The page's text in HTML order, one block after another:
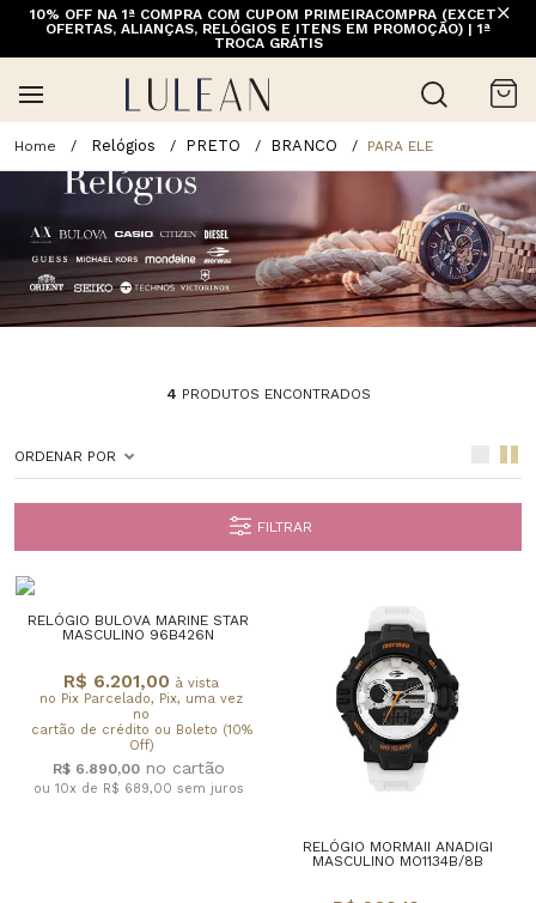
10% OFF NA 1ª COMPRA COM CUPOM PRIMEIRACOMPRA (EXCETO
OFERTAS, ALIANÇAS, RELÓGIOS E ITENS EM PROMOÇÃO) | 1ª
TROCA GRÁTIS
FRETE GRÁTIS ACIMA DE 399 PARA REGIÕES SELECIONADAS
(EXCETO LINHA HOME)
Relógios PRETO BRANCO PARA ELE
4 PRODUTOS ENCONTRADOS
ORDENAR POR
FILTRAR
RELÓGIO BULOVA MARINE STAR
MASCULINO 96B426N
R$ 6.201,00 à vista
no Pix Parcelado, Pix, uma vez
no
cartão de crédito ou Boleto (10%
Off)
R$ 6.890,00
ou 10x de R$ 689,00 sem juros
RELÓGIO MORMAII ANADIGI
MASCULINO MO1134B/8B